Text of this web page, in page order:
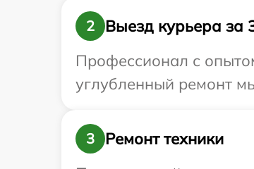
2
Выезд курьера за
Профессионал с
углубленный ремонт
3
Ремонт техники